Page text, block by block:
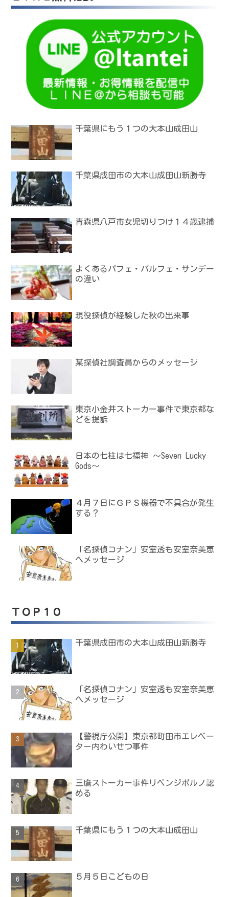
千葉県にもう１つの大本山成田山
千葉県成田市の大本山成田山新勝寺
青森県八戸市女児切りつけ１４歳逮捕
よくあるパフェ・パルフェ・サンデー
の違い
現役探偵が経験した秋の出来事
某探偵社調査員からのメッセージ
東京小金井ストーカー事件で東京都な
どを提訴
日本の七柱は七福神 ～Seven Lucky
Gods～
４月７日にＧＰＳ機器で不具合が発生
する？
「名探偵コナン」安室透も安室奈美恵
へメッセージ
ＴＯＰ１０
千葉県成田市の大本山成田山新勝寺
「名探偵コナン」安室透も安室奈美恵
へメッセージ
【警視庁公開】東京都町田市エレベー
ター内わいせつ事件
三鷹ストーカー事件リベンジポルノ認
める
千葉県にもう１つの大本山成田山
５月５日こどもの日